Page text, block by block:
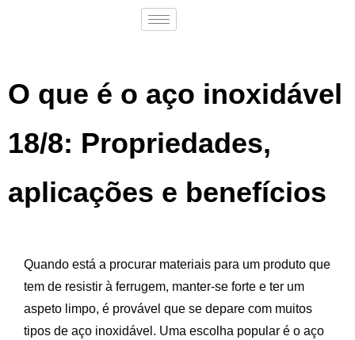
O que é o aço inoxidável
18/8: Propriedades,
aplicações e benefícios
Quando está a procurar materiais para um produto que
tem de resistir à ferrugem, manter-se forte e ter um
aspeto limpo, é provável que se depare com muitos
tipos de aço inoxidável. Uma escolha popular é o aço